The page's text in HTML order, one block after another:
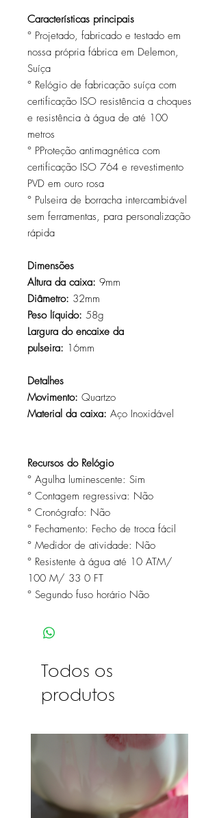
Características principais
° Projetado, fabricado e testado em
nossa própria fábrica em Delemon,
Suíça
° Relógio de fabricação suíça com
certificação ISO resistência a choques
e resistência à água de até 100
metros
° PProteção antimagnética com
certificação ISO 764 e revestimento
PVD em ouro rosa
° Pulseira de borracha intercambiável
sem ferramentas, para personalização
rápida
Dimensões
Altura da caixa: 9mm
Diâmetro: 32mm
Peso líquido: 58g
Largura do encaixe da
pulseira: 16mm
Detalhes
Movimento: Quartzo
Material da caixa: Aço Inoxidável
Recursos do Relógio
° Agulha luminescente: Sim
° Contagem regressiva: Não
° Cronógrafo: Não
° Fechamento: Fecho de troca fácil
° Medidor de atividade: Não
° Resistente à água até 10 ATM/
100 M/ 33 0 FT
° Segundo fuso horário Não
Todos os
produtos